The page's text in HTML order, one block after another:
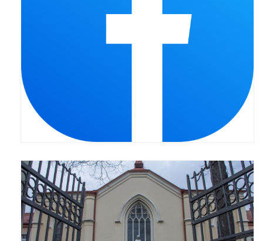
POMOC PSYCHOTERAPEUTY